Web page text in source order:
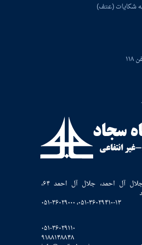
شکایات (عتف)
مشهد، بلوار جلال آل احمد، جلال آل احمد ۶۴،
۰۵۱-۳۶۰۲۹۴۱۰-۱۳، ۰۵۱-۳۶۰۲۹۰۰۰
۰۵۱-۳۶۰۲۹۱۱۰
۹۱۸۸۱۴۸۸۴۸